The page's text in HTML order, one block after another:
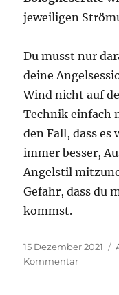
jeweiligen
Du musst nur
deine
Wind nicht auf
Technik einfach
den Fall, dass
immer besser,
Angelstil
Gefahr, dass du
kommst.
Veröffentlicht
am
15 Dezember 2021
Kommentarzu